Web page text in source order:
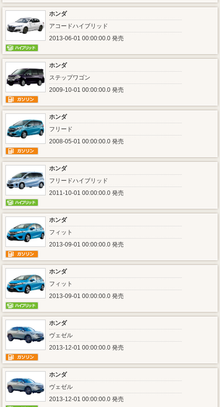
ホンダ
アコードハイブリッド
2013-06-01 00:00:00.0 発売
ホンダ
ステップワゴン
2009-10-01 00:00:00.0 発売
ホンダ
フリード
2008-05-01 00:00:00.0 発売
ホンダ
フリードハイブリッド
2011-10-01 00:00:00.0 発売
ホンダ
フィット
2013-09-01 00:00:00.0 発売
ホンダ
フィット
2013-09-01 00:00:00.0 発売
ホンダ
ヴェゼル
2013-12-01 00:00:00.0 発売
ホンダ
ヴェゼル
2013-12-01 00:00:00.0 発売